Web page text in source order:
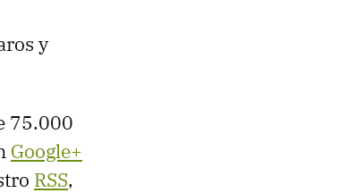
y
75.000
Google+
RSS,